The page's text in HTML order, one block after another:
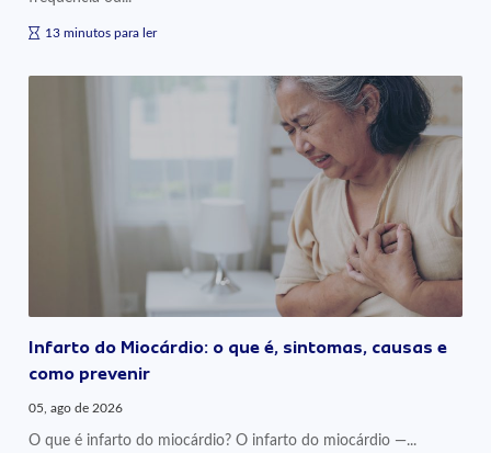
13 minutos para ler
Infarto do Miocárdio: o que é, sintomas, causas e
como prevenir
05, ago de 2026
O que é infarto do miocárdio? O infarto do miocárdio —...